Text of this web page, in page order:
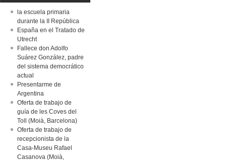
la escuela primaria
durante la II República
España en el Tratado de
Utrecht
Fallece don Adolfo
Suárez González, padre
del sistema democrático
actual
Presentarme de
Argentina
Oferta de trabajo de
guía de les Coves del
Toll (Moià, Barcelona)
Oferta de trabajo de
recepcionista de la
Casa-Museu Rafael
Casanova (Moià,